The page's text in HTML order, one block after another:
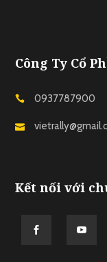
Công Ty Cổ
0937787900
Kết nối với